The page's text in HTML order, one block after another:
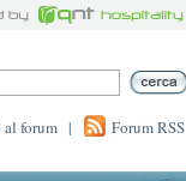
forum | Forum RSS